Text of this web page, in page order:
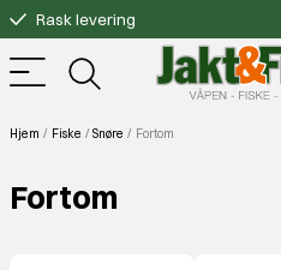
Gratis bytte
Fri frakt over 3000.-
Hjem Fiske Snøre Fortom
Fortom